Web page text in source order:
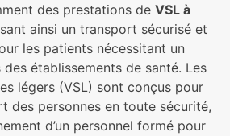
des prestations de VSL à
ainsi un transport sécurisé et
les patients nécessitant un
établissements de santé. Les
légers (VSL) sont conçus pour
des personnes en toute sécurité,
d’un personnel formé pour